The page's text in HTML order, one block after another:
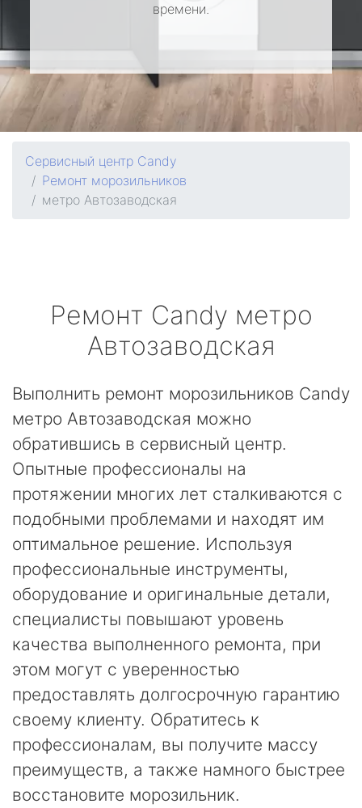
времени.
Сервисный центр Candy
Ремонт морозильников
метро Автозаводская
Ремонт Candy метро
Автозаводская
Выполнить ремонт морозильников Candy
метро Автозаводская можно
обратившись в сервисный центр.
Опытные профессионалы на
протяжении многих лет сталкиваются с
подобными проблемами и находят им
оптимальное решение. Используя
профессиональные инструменты,
оборудование и оригинальные детали,
специалисты повышают уровень
качества выполненного ремонта, при
этом могут с уверенностью
предоставлять долгосрочную гарантию
своему клиенту. Обратитесь к
профессионалам, вы получите массу
преимуществ, а также намного быстрее
восстановите морозильник.